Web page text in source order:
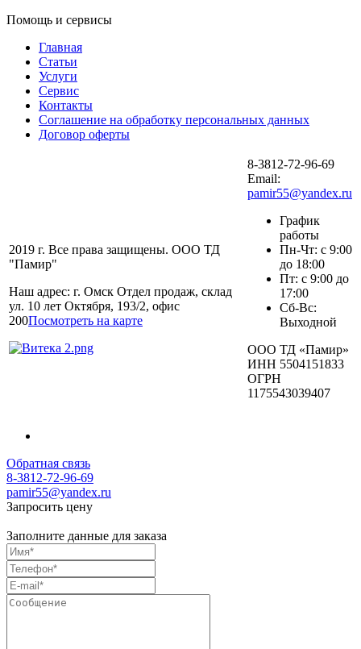
Помощь и сервисы
Главная
Статьи
Услуги
Сервис
Контакты
Соглашение на обработку персональных данных
Договор оферты
2019 г. Все права защищены. ООО ТД
"Памир"
Наш адрес: г. Омск Отдел продаж, склад
ул. 10 лет Октября, 193/2, офис
200Посмотреть на карте
8-3812-72-96-69
Email:
pamir55@yandex.ru
График
работы
Пн-Чт: с 9:00
до 18:00
Пт: с 9:00 до
17:00
Сб-Вс:
Выходной
ООО ТД «Памир»
ИНН 5504151833
ОГРН
1175543039407
Обратная связь
8-3812-72-96-69
pamir55@yandex.ru
Запросить цену
Заполните данные для заказа